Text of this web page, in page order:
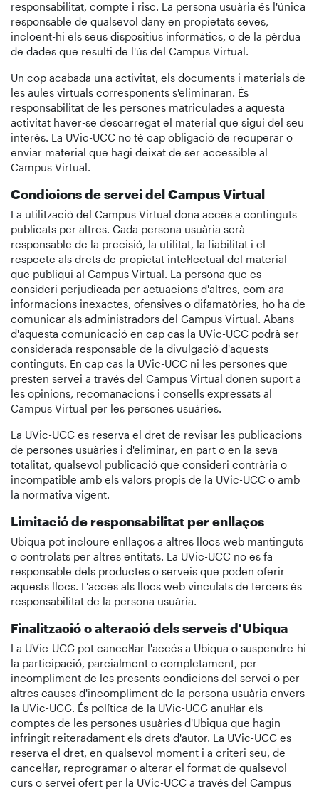
responsabilitat, compte i risc. La persona usuària és l'única
responsable de qualsevol dany en propietats seves,
incloent-hi els seus dispositius informàtics, o de la pèrdua
de dades que resulti de l'ús del Campus Virtual.
Un cop acabada una activitat, els documents i materials de
les aules virtuals corresponents s'eliminaran. És
responsabilitat de les persones matriculades a aquesta
activitat haver-se descarregat el material que sigui del seu
interès. La UVic-UCC no té cap obligació de recuperar o
enviar material que hagi deixat de ser accessible al
Campus Virtual.
Condicions de servei del Campus Virtual
La utilització del Campus Virtual dona accés a continguts
publicats per altres. Cada persona usuària serà
responsable de la precisió, la utilitat, la fiabilitat i el
respecte als drets de propietat intel·lectual del material
que publiqui al Campus Virtual. La persona que es
consideri perjudicada per actuacions d'altres, com ara
informacions inexactes, ofensives o difamatòries, ho ha de
comunicar als administradors del Campus Virtual. Abans
d'aquesta comunicació en cap cas la UVic-UCC podrà ser
considerada responsable de la divulgació d'aquests
continguts. En cap cas la UVic-UCC ni les persones que
presten servei a través del Campus Virtual donen suport a
les opinions, recomanacions i consells expressats al
Campus Virtual per les persones usuàries.
La UVic-UCC es reserva el dret de revisar les publicacions
de persones usuàries i d'eliminar, en part o en la seva
totalitat, qualsevol publicació que consideri contrària o
incompatible amb els valors propis de la UVic-UCC o amb
la normativa vigent.
Limitació de responsabilitat per enllaços
Ubiqua pot incloure enllaços a altres llocs web mantinguts
o controlats per altres entitats. La UVic-UCC no es fa
responsable dels productes o serveis que poden oferir
aquests llocs. L'accés als llocs web vinculats de tercers és
responsabilitat de la persona usuària.
Finalització o alteració dels serveis d'Ubiqua
La UVic-UCC pot cancel·lar l'accés a Ubiqua o suspendre-hi
la participació, parcialment o completament, per
incompliment de les presents condicions del servei o per
altres causes d'incompliment de la persona usuària envers
la UVic-UCC. És política de la UVic-UCC anul·lar els
comptes de les persones usuàries d'Ubiqua que hagin
infringit reiteradament els drets d'autor. La UVic-UCC es
reserva el dret, en qualsevol moment i a criteri seu, de
cancel·lar, reprogramar o alterar el format de qualsevol
curs o servei ofert per la UVic-UCC a través del Campus